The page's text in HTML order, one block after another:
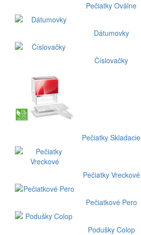
Pečiatky Oválne
Dátumovky
Číslovačky
Pečiatky Skladacie
Pečiatky Vreckové
Pečiatkové Pero
Podušky Colop